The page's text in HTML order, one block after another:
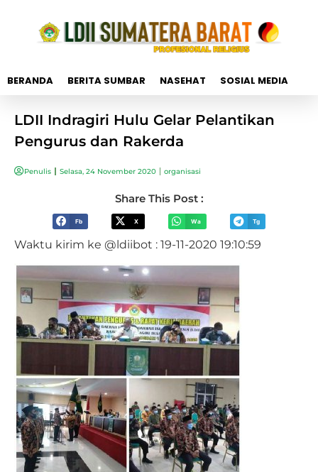
BERANDA BERITA SUMBAR NASEHAT SOSIAL MEDIA
LDII Indragiri Hulu Gelar Pelantikan
Pengurus dan Rakerda
Penulis Selasa, 24 November 2020 organisasi
Share This Post :
Fb X Wa Tg
Waktu kirim ke @ldiibot : 19-11-2020 19:10:59